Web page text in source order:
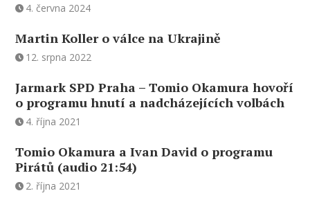
4. června 2024
Martin Koller o válce na Ukrajině
12. srpna 2022
Jarmark SPD Praha – Tomio Okamura hovoří
o programu hnutí a nadcházejících volbách
4. října 2021
Tomio Okamura a Ivan David o programu
Pirátů (audio 21:54)
2. října 2021